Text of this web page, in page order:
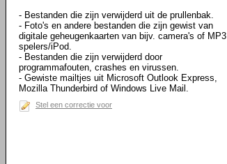
- Bestanden die zijn verwijderd uit de prullenbak.
- Foto's en andere bestanden die zijn gewist van
digitale geheugenkaarten van bijv. camera's of MP3
spelers/iPod.
- Bestanden die zijn verwijderd door
programmafouten, crashes en virussen.
- Gewiste mailtjes uit Microsoft Outlook Express,
Mozilla Thunderbird of Windows Live Mail.
Stel een correctie voor